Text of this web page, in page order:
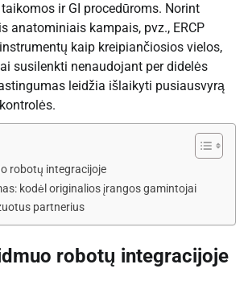
ir GI procedūroms. Norint
anatominiais kampais, pvz., ERCP
kaip kreipiančiosios vielos,
susilenkti nenaudojant per didelės
leidžia išlaikyti pusiausvyrą
robotų integracijoje
kodėl originalios įrangos gamintojai
partnerius
robotų integracijoje